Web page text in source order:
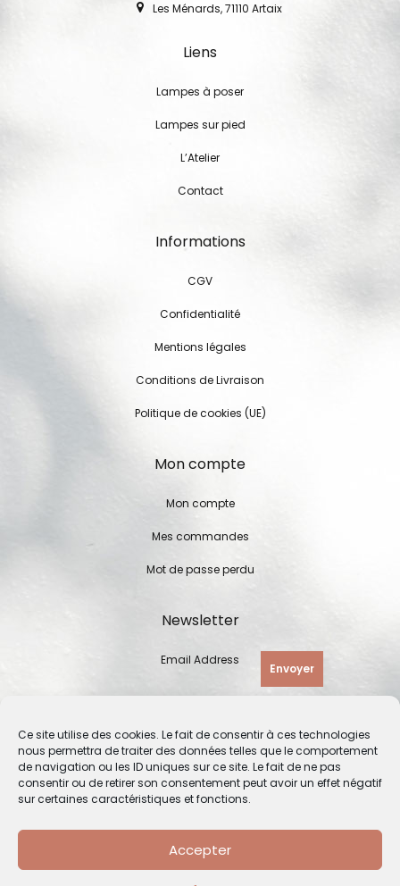
Ce site utilise des cookies. Le fait de consentir à ces technologies
nous permettra de traiter des données telles que le comportement
de navigation ou les ID uniques sur ce site. Le fait de ne pas
consentir ou de retirer son consentement peut avoir un effet négatif
sur certaines caractéristiques et fonctions.
Accepter
Les Ménards, 71110 Artaix
Liens
Lampes à poser
Lampes sur pied
L’Atelier
Contact
Informations
CGV
Confidentialité
Mentions légales
Conditions de Livraison
Politique de cookies (UE)
Mon compte
Mon compte
Mes commandes
Mot de passe perdu
Newsletter
Email Address
Envoyer